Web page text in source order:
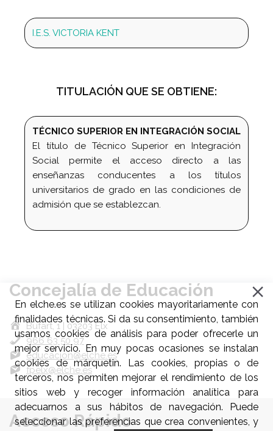
I.E.S. VICTORIA KENT
TITULACIÓN QUE SE OBTIENE:
TÉCNICO SUPERIOR EN INTEGRACIÓN SOCIAL
El título de Técnico Superior en Integración
Social permite el acceso directo a las
enseñanzas conducentes a los títulos
universitarios de grado en las condiciones de
admisión que se establezcan.
Concejalía de Educación
Bufart, 1 | 03203 Elx
966 63 50 97
educacion@elche.es
fpelx@elche.es
Acceso Rápido
En elche.es se utilizan cookies mayoritariamente con
finalidades técnicas. Si da su consentimiento, también
usamos cookies de análisis para poder ofrecerle un
mejor servicio. En muy pocas ocasiones se instalan
cookies de márquetin. Las cookies, propias o de
terceros, nos permiten mejorar el rendimiento de los
sitios web y recoger información analítica para
adecuarnos a sus hábitos de navegación. Puede
seleccionar las preferencias que crea convenientes, y